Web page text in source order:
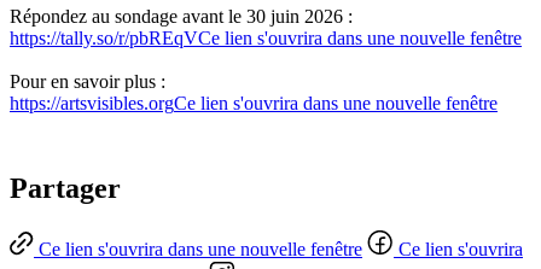
Répondez au sondage avant le 30 juin 2026 :
https://tally.so/r/pbREqVCe lien s'ouvrira dans une nouvelle fenêtre
Pour en savoir plus :
https://artsvisibles.orgCe lien s'ouvrira dans une nouvelle fenêtre
Partager
Ce lien s'ouvrira dans une nouvelle fenêtre
Ce lien s'ouvrira